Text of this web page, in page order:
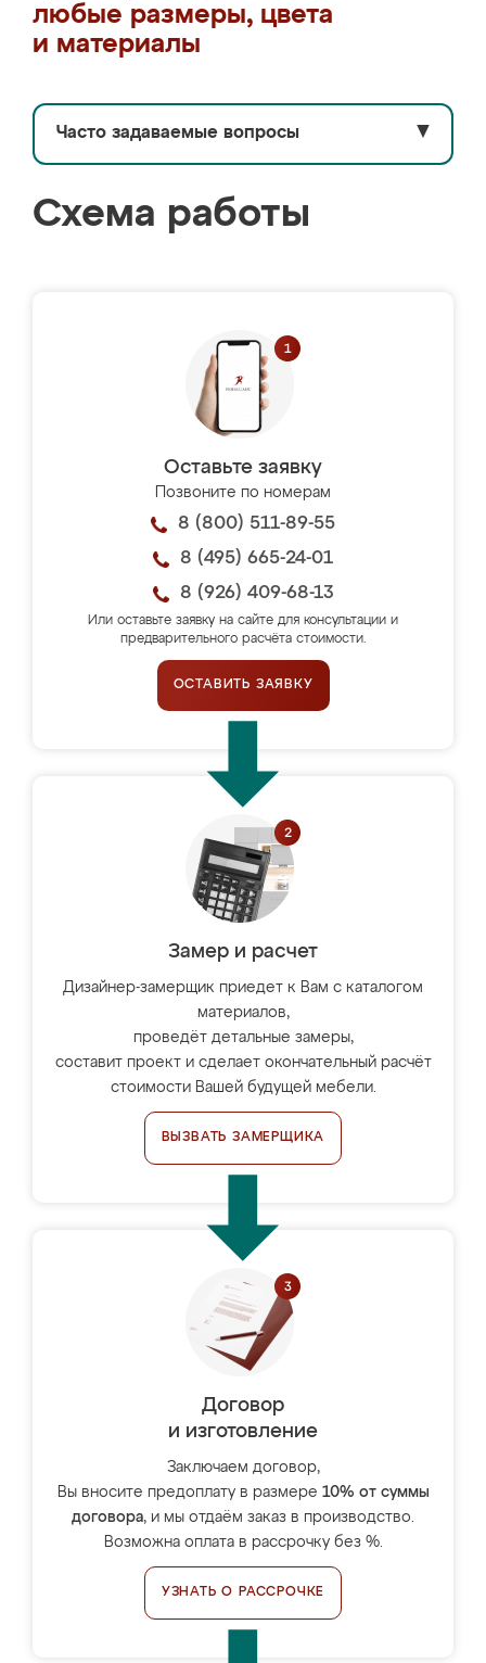
любые размеры, цвета
и материалы
Часто задаваемые вопросы ▼
Схема работы
Оставьте заявку
Позвоните по номерам
8 (800) 511-89-55
8 (495) 665-24-01
8 (926) 409-68-13
Или оставьте заявку на сайте для консультации и
предварительного расчёта стоимости.
ОСТАВИТЬ ЗАЯВКУ
Замер и расчет
Дизайнер-замерщик приедет к Вам с каталогом
материалов,
проведёт детальные замеры,
составит проект и сделает окончательный расчёт
стоимости Вашей будущей мебели.
ВЫЗВАТЬ ЗАМЕРЩИКА
Договор
и изготовление
Заключаем договор,
Вы вносите предоплату в размере 10% от суммы
договора, и мы отдаём заказ в производство.
Возможна оплата в рассрочку без %.
УЗНАТЬ О РАССРОЧКЕ